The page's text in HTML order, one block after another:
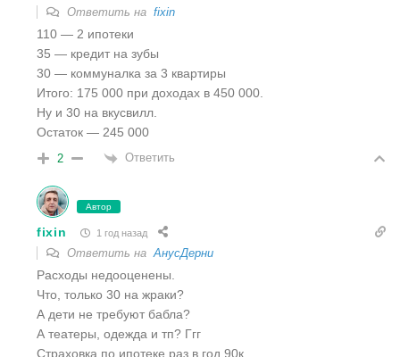
Ответить на fixin
110 — 2 ипотеки
35 — кредит на зубы
30 — коммуналка за 3 квартиры
Итого: 175 000 при доходах в 450 000.
Ну и 30 на вкусвилл.
Остаток — 245 000
2 Ответить
Автор
fixin 1 год назад
Ответить наАнусДерни
Расходы недооценены.
Что, только 30 на жраки?
А дети не требуют бабла?
А театеры, одежда и тп? Ггг
Страховка по ипотеке раз в год 90к